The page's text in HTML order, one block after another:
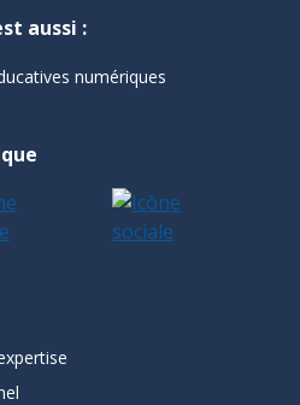
aussi :
numériques